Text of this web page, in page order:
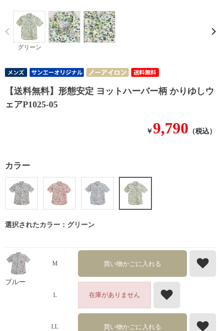
グリーン
Prev
【送料無料】形態安定 ヨットハーバー柄 かりゆしウ
ェアP1025-05
￥9,790 （税込）
カラー
選択されたカラー：グリーン
ブルー
M 買い物かごに入れる
L 在庫がありません
LL 買い物かごに入れる